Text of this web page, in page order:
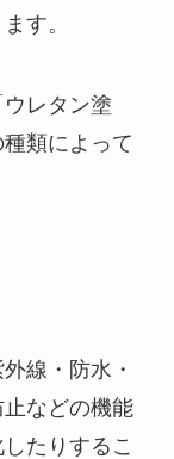
す。
レタン塗
類によって
線・防水・
などの機能
たりするこ